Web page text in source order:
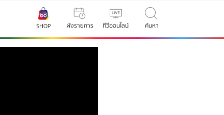
SHOP ผังรายการ ทีวีออนไลน์ ค้นหา